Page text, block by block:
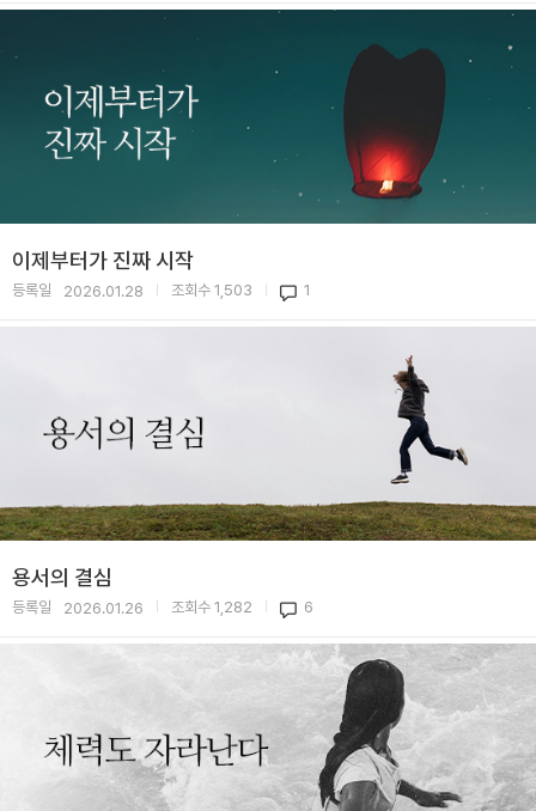
이제부터가 진짜 시작
등록일 2026.01.28 조회수 1,503 1
용서의 결심
등록일 2026.01.26 조회수 1,282 6